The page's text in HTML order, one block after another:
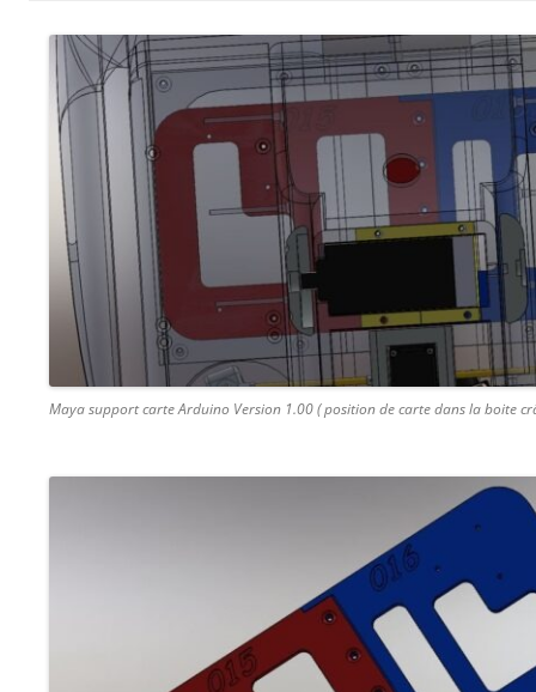
Maya support carte Arduino Version 1.00 ( position de carte dans la boite